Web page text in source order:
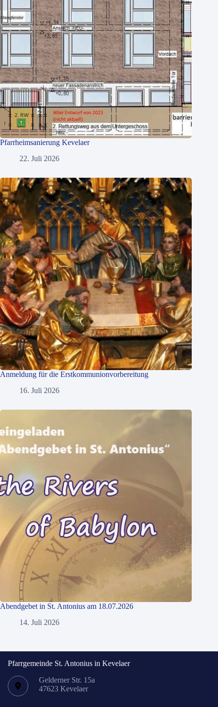
Pfarrheimsanierung Kevelaer
22. Juli 2026
Anmeldung für die Erstkommunionvorbereitung
16. Juli 2026
Abendgebet in St. Antonius am 18.07.2026
14. Juli 2026
Pfarrgemeinde St. Antonius in Kevelaer
Gelderner Str. 15a
47623 Kevelaer